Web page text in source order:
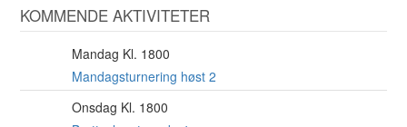
KOMMENDE AKTIVITETER
Mandag Kl. 1800
Mandagsturnering høst 2
Onsdag Kl. 1800